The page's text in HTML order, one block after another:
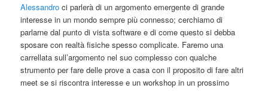
Alessandro ci parlerà di un argomento emergente di grande
interesse in un mondo sempre più connesso; cerchiamo di
parlarne dal punto di vista software e di come questo si debba
sposare con realtà fisiche spesso complicate. Faremo una
carrellata sull’argomento nel suo complesso con qualche
strumento per fare delle prove a casa con il proposito di fare altri
meet se si riscontra interesse e un workshop in un prossimo